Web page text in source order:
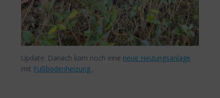
Update: Danach kam noch eine neue Heizungsanlage
mit Fußbodenheizung .